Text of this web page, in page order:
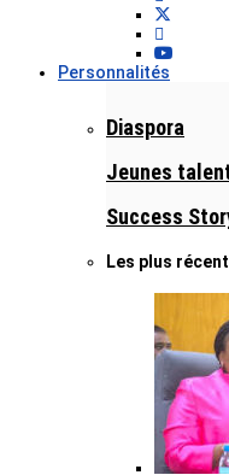
Personnalités
Diaspora
Jeunes
Success
Les plus